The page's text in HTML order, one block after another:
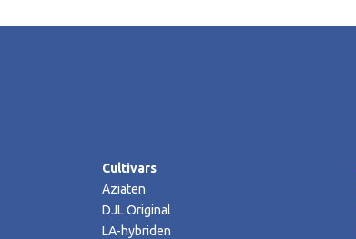
Cultivars
Aziaten
DJL Original
LA-hybriden